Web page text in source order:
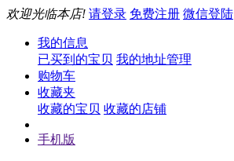
欢迎光临本店! 请登录 免费注册 微信登陆
我的信息
已买到的宝贝 我的地址管理
购物车
收藏夹
收藏的宝贝 收藏的店铺
手机版